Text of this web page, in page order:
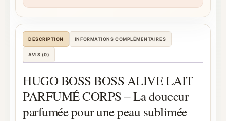
DESCRIPTION INFORMATIONS COMPLÉMENTAIRES
AVIS (0)
HUGO BOSS BOSS ALIVE LAIT
PARFUMÉ CORPS – La douceur
parfumée pour une peau sublimée